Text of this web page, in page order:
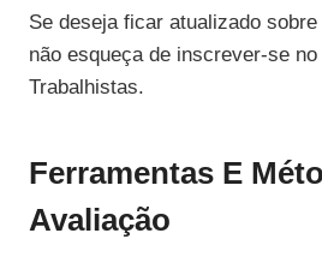
Se deseja ficar atualizado
não esqueça de inscrever-se
Trabalhistas.
Ferramentas E
Avaliação